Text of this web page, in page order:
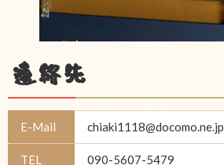
連絡先
E-Mail chiaki1118@docomo.ne.jp
TEL 090-5607-5479